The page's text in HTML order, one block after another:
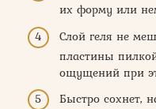
их форму или
Слой геля не
пластины
ощущений при
Быстро сохнет,